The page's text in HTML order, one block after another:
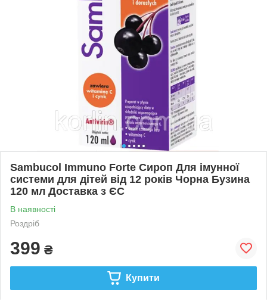
Sambucol Immuno Forte Сироп Для імунної
системи для дітей від 12 років Чорна Бузина
120 мл Доставка з ЄС
В наявності
Роздріб
399 ₴
Купити